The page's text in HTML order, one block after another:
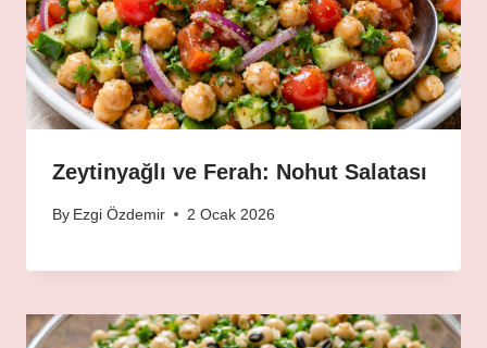
Zeytinyağlı ve Ferah: Nohut Salatası
By Ezgi Özdemir 2 Ocak 2026